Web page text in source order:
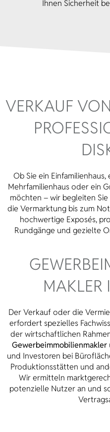
Ihnen Sicherheit
VERKAUF
Ob Sie ein
Mehrfamilienhaus oder ein
möchten – wir begleiten
die Vermarktung bis zum
hochwertige Exposés,
Rundgänge und gezielte
MAKLER
Der Verkauf oder die
erfordert spezielles
der wirtschaftlichen
Gewerbeimmobilienmakler
und Investoren bei
Produktionsstätten und
Wir ermitteln
potenzielle Nutzer an und